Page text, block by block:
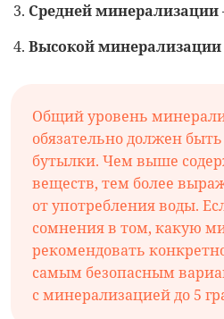
Средней минерализации
Высокой минерализации
Общий уровень
обязательно должен
бутылки. Чем выше
веществ, тем более
от употребления воды.
сомнения в том, какую
рекомендовать
самым безопасным
с минерализацией до 5